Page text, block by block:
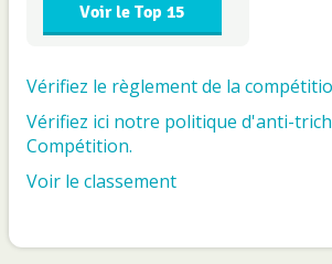
Voir le Top 15
Vérifiez le règlement de la
Vérifiez ici notre politique d'anti-
Compétition.
Voir le classement